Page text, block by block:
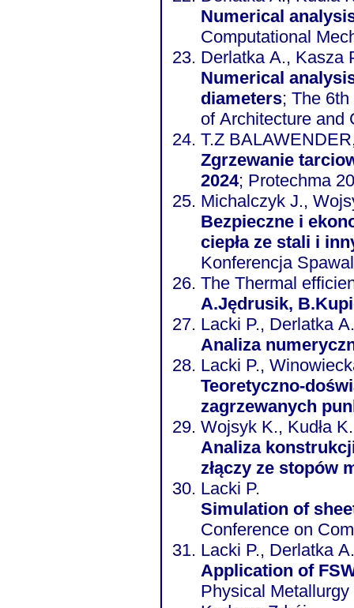
Numerical
Computational
Derlatka A., Kasza
Numerical
diameters; The
of Architecture and
T.Z
Zgrzewanie
2024; Protechma
Michalczyk J.,
Bezpieczne i
ciepła ze stali i
Konferencja
The Thermal
A.Jędrusik,
Lacki P., Derlatka A.
Analiza
Lacki P.,
Teoretyczno-
zagrzewanych
Wojsyk K., Kudła K.
Analiza
złączy ze stopów
Lacki P.
Simulation of
Conference on
Lacki P., Derlatka A.
Application of
Physical